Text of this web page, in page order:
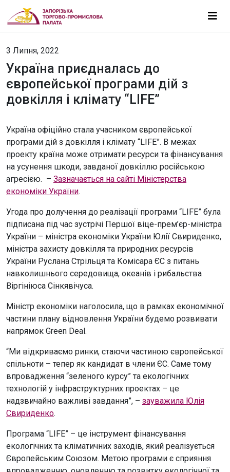
3 Липня, 2022
Україна приєдналась до
європейської програми дій з
довкілля і клімату “LIFE”
Україна офіційно стала учасником європейської
програми дій з довкілля і клімату “LIFE”. В межах
проекту країна може отримати ресурси та фінансування
на усунення шкоди, завданої довкіллю російською
агресією. – Зазначається на сайті Міністерства
економіки України.
Угода про долучення до реалізації програми “LIFE” була
підписана під час зустрічі Першої віце-прем’єр-міністра
України – міністра економіки України Юлії Свириденко,
міністра захисту довкілля та природних ресурсів
України Руслана Стрільця та Комісара ЄС з питань
навколишнього середовища, океанів і рибальства
Віргініюса Сінкявічуса.
Міністр економіки наголосила, що в рамках економічної
частини плану відновлення України будемо розвивати
напрямок Green Deal.
“Ми відкриваємо ринки, стаючи частиною європейської
спільноти – тепер як кандидат в члени ЄС. Саме тому
впровадження “зеленого курсу” та екологічних
технологій у інфраструктурних проектах – це
надзвичайно важливі завдання”, – зауважила Юлія
Свириденко.
Програма “LIFE” – це інструмент фінансування
екологічних та кліматичних заходів, який реалізується
Європейським Союзом. Метою програми є сприяння